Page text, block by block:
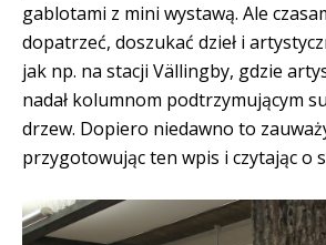
gablotami z mini wystawą. Ale
dopatrzeć, doszukać dzieł i
jak np. na stacji Vällingby, gdzie
nadał kolumnom podtrzymującym
drzew. Dopiero niedawno to
przygotowując ten wpis i czytając o